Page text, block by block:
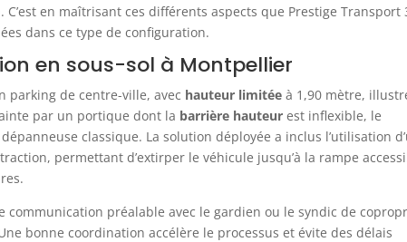
en maîtrisant ces différents aspects que Prestige Transport
dans ce type de configuration.
en sous-sol à Montpellier
parking de centre-ville, avec hauteur limitée à 1,90 mètre,
par un portique dont la barrière hauteur est inflexible, le
classique. La solution déployée a inclus l’utilisation
permettant d’extirper le véhicule jusqu’à la rampe
communication préalable avec le gardien ou le syndic de
bonne coordination accélère le processus et évite des délais